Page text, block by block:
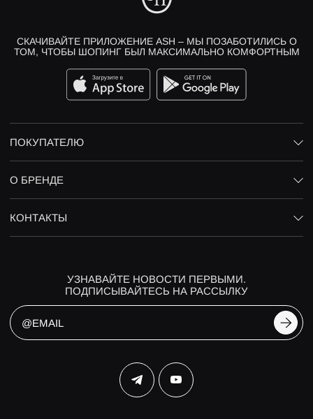
СКАЧИВАЙТЕ ПРИЛОЖЕНИЕ ASH – МЫ ПОЗАБОТИЛИСЬ О
ТОМ, ЧТОБЫ ШОПИНГ БЫЛ МАКСИМАЛЬНО КОМФОРТНЫМ
ПОКУПАТЕЛЮ
О БРЕНДЕ
КОНТАКТЫ
УЗНАВАЙТЕ НОВОСТИ ПЕРВЫМИ.
ПОДПИСЫВАЙТЕСЬ НА РАССЫЛКУ